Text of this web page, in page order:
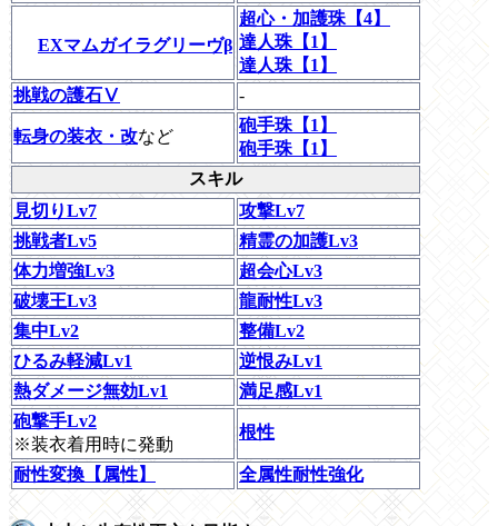
EXマムガイラグリーヴβ
超心・加護珠【4】
達人珠【1】
達人珠【1】
挑戦の護石Ⅴ
-
転身の装衣・改など
砲手珠【1】
砲手珠【1】
スキル
見切りLv7
攻撃Lv7
挑戦者Lv5
精霊の加護Lv3
体力増強Lv3
超会心Lv3
破壊王Lv3
龍耐性Lv3
集中Lv2
整備Lv2
ひるみ軽減Lv1
逆恨みLv1
熱ダメージ無効Lv1
満足感Lv1
砲撃手Lv2
※装衣着用時に発動
根性
耐性変換【属性】 全属性耐性強化